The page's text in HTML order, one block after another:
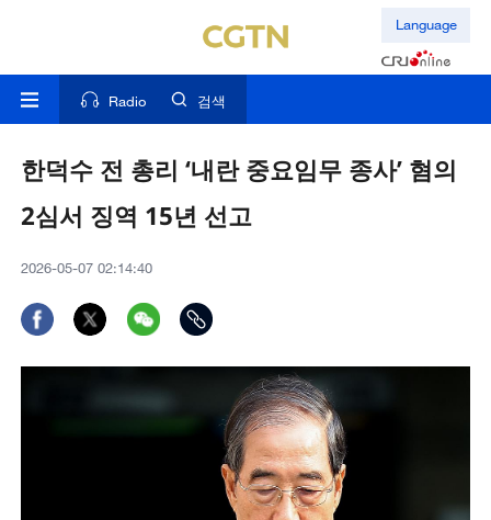
Language
Radio 검색
한덕수 전 총리 ‘내란 중요임무 종사’ 혐의
2심서 징역 15년 선고
2026-05-07 02:14:40